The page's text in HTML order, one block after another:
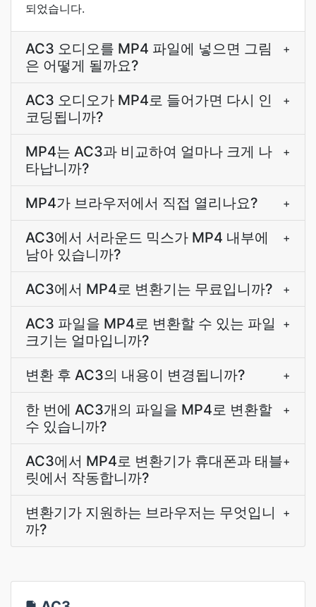
되었습니다.
AC3 오디오를 MP4 파일에 넣으면 그림
은 어떻게 될까요?
+
AC3 오디오가 MP4로 들어가면 다시 인
코딩됩니까?
+
MP4는 AC3과 비교하여 얼마나 크게 나
타납니까?
+
MP4가 브라우저에서 직접 열리나요? +
AC3에서 서라운드 믹스가 MP4 내부에
남아 있습니까?
+
AC3에서 MP4로 변환기는 무료입니까? +
AC3 파일을 MP4로 변환할 수 있는 파일
크기는 얼마입니까?
+
변환 후 AC3의 내용이 변경됩니까? +
한 번에 AC3개의 파일을 MP4로 변환할
수 있습니까?
+
AC3에서 MP4로 변환기가 휴대폰과 태블
릿에서 작동합니까?
+
변환기가 지원하는 브라우저는 무엇입니
까?
+